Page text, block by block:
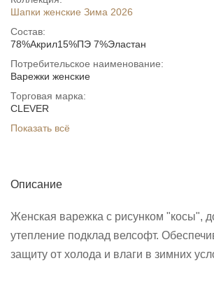
Шапки женские Зима 2026
Состав:
78%Акрил15%ПЭ 7%Эластан
Потребительское наименование:
Варежки женские
Торговая марка:
CLEVER
Показать всё
Описание
Женская варежка с рисунком "косы",
утепление подклад велсофт.
защиту от холода и влаги в зимних